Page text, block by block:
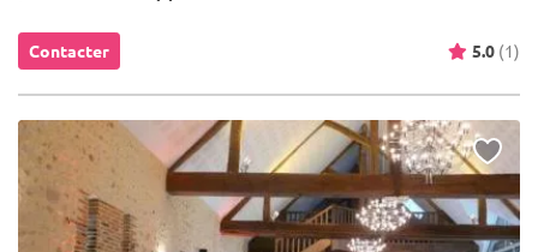
Contacter 5.0 (1)